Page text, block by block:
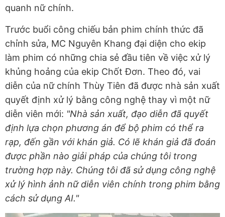
quanh nữ chính.
Trước buổi công chiếu bản phim chính thức đã
chỉnh sửa, MC Nguyên Khang đại diện cho ekip
làm phim có những chia sẻ đầu tiên về việc xử lý
khủng hoảng của ekip Chốt Đơn. Theo đó, vai
diễn của nữ chính Thùy Tiên đã được nhà sản xuất
quyết định xử lý bằng công nghệ thay vì một nữ
diễn viên mới: "Nhà sản xuất, đạo diễn đã quyết
định lựa chọn phương án để bộ phim có thể ra
rạp, đến gần với khán giả. Có lẽ khán giả đã đoán
được phần nào giải pháp của chúng tôi trong
trường hợp này. Chúng tôi đã sử dụng công nghệ
xử lý hình ảnh nữ diễn viên chính trong phim bằng
cách sử dụng AI."